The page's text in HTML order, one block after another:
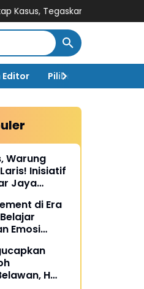
Perang terhadap
Editor Pilihan Rakyat
Warung
Inisiatif
Jaya
Asiadi Era
Emosi
H